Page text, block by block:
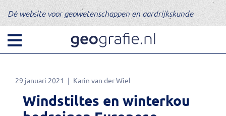
Dé website voor geowetenschappen en aardrijkskunde
29 januari 2021 Karin van der Wiel
Windstiltes en winterkou